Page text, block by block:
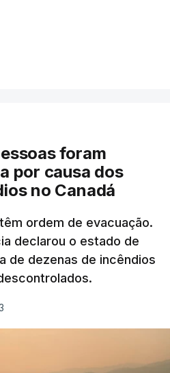
foram
por causa dos
no Canadá
ordem de evacuação.
declarou o estado de
de dezenas de incêndios